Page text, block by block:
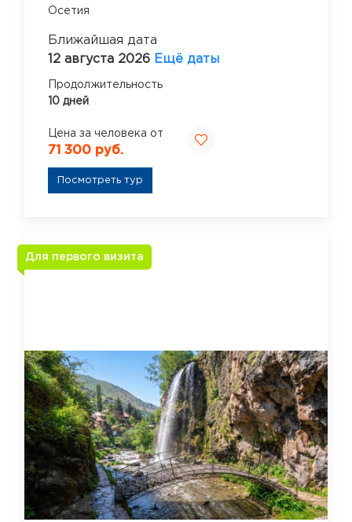
Осетия
Ближайшая дата
12 августа 2026 Ещё даты
Продолжительность
10 дней
Цена за человека от
71 300 руб.
Посмотреть тур
Для первого визита